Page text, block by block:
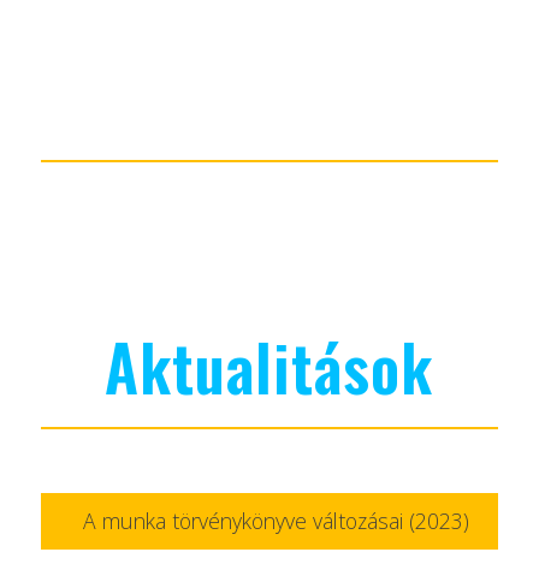
Aktualitások
A munka törvénykönyve változásai (2023)